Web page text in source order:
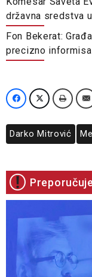
državna sredstva
Fon Bekerat:
precizno
Darko Mitrović